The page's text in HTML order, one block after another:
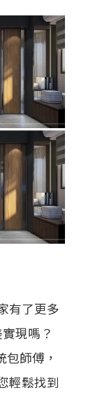
有了更多
現嗎？
師傅，
輕鬆找到